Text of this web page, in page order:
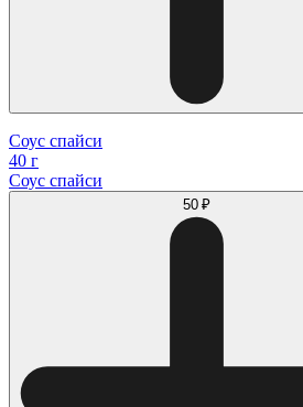
Соус спайси
40 г
Соус спайси
50 ₽